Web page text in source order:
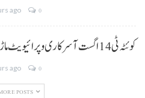
ago 0
کوئٹہ ٹی 14 اگست آ سرکاری و پرائیویٹ ماڑی تے بیرفنگ نا بابت دیوان
ago 0
POSTS